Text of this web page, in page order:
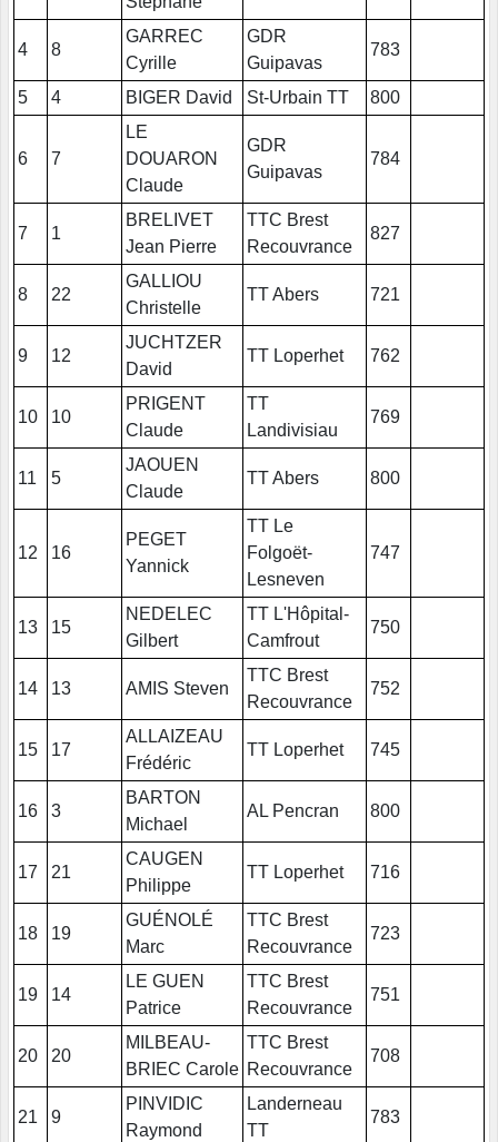
4 8
GARREC
Cyrille
GDR
Guipavas
783
5 4 BIGER David St-Urbain TT 800
6 7
LE
DOUARON
Claude
GDR
Guipavas
784
7 1
BRELIVET
Jean Pierre
TTC Brest
Recouvrance
827
8 22
GALLIOU
Christelle
TT Abers 721
9 12
JUCHTZER
David
TT Loperhet 762
10 10
PRIGENT
Claude
TT
Landivisiau
769
11 5
JAOUEN
Claude
TT Abers 800
12 16
PEGET
Yannick
TT Le
Folgoët-
Lesneven
747
13 15
NEDELEC
Gilbert
TT L'Hôpital-
Camfrout
750
14 13 AMIS Steven
TTC Brest
Recouvrance
752
15 17
ALLAIZEAU
Frédéric
TT Loperhet 745
16 3
BARTON
Michael
AL Pencran 800
17 21
CAUGEN
Philippe
TT Loperhet 716
18 19
GUÉNOLÉ
Marc
TTC Brest
Recouvrance
723
19 14
LE GUEN
Patrice
TTC Brest
Recouvrance
751
20 20
MILBEAU-
BRIEC Carole
TTC Brest
Recouvrance
708
21 9
PINVIDIC
Raymond
Landerneau
TT
783